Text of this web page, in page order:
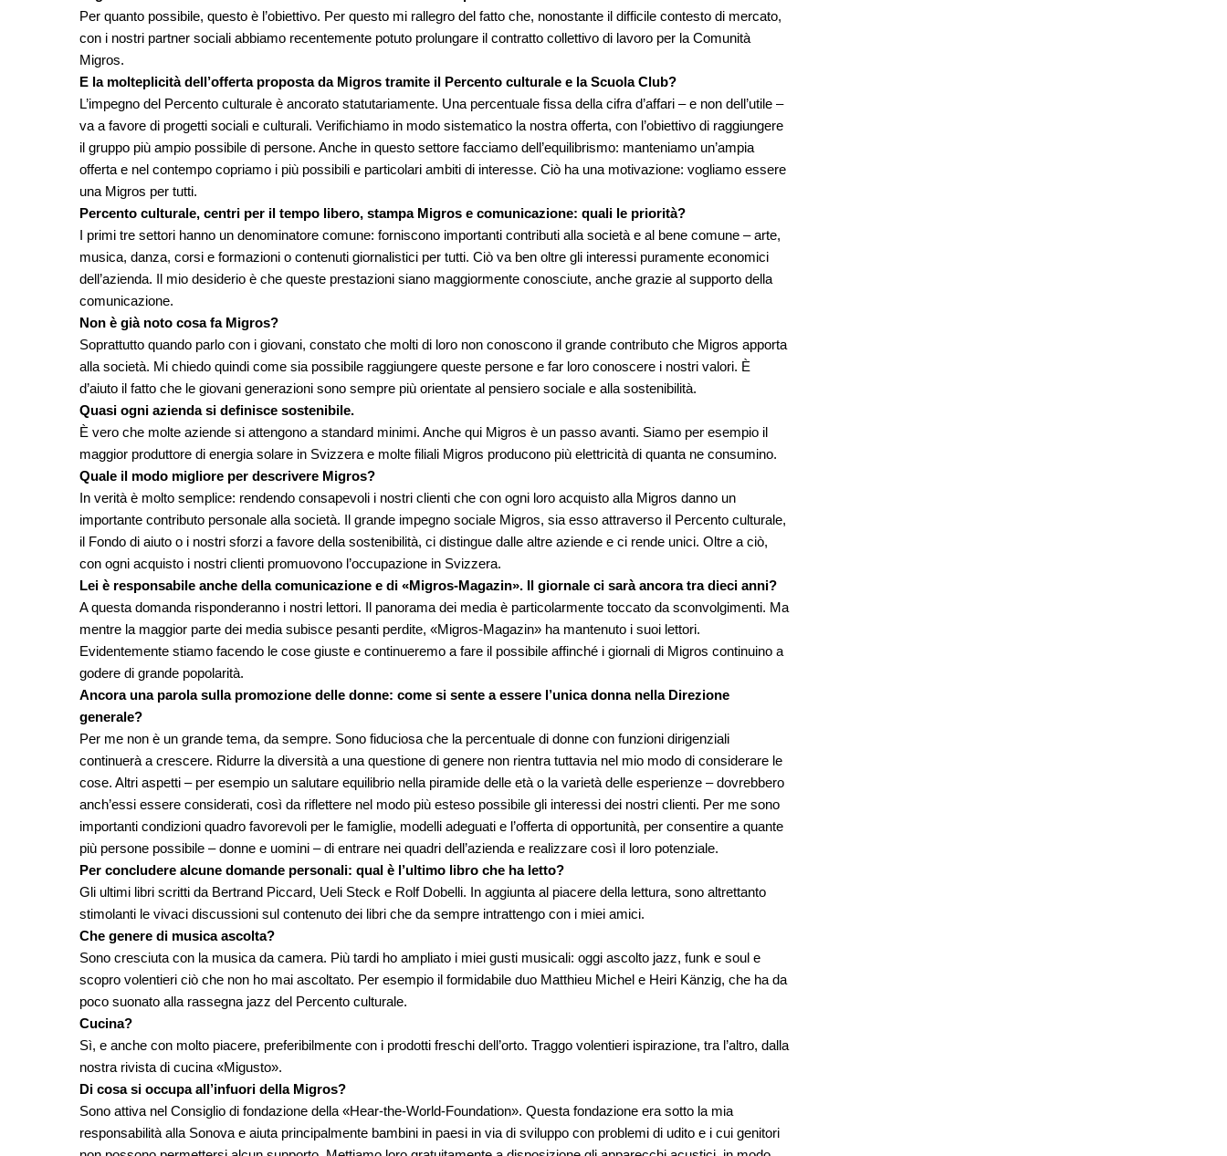
Per quanto possibile, questo è l’obiettivo. Per questo mi rallegro del fatto che, nonostante il difficile contesto di mercato,
con i nostri partner sociali abbiamo recentemente potuto prolungare il contratto collettivo di lavoro per la Comunità
Migros.
E la molteplicità dell’offerta proposta da Migros tramite il Percento culturale e la Scuola Club?
L’impegno del Percento culturale è ancorato statutariamente. Una percentuale fissa della cifra d’affari – e non dell’utile –
va a favore di progetti sociali e culturali. Verifichiamo in modo sistematico la nostra offerta, con l’obiettivo di raggiungere
il gruppo più ampio possibile di persone. Anche in questo settore facciamo dell’equilibrismo: manteniamo un’ampia
offerta e nel contempo copriamo i più possibili e particolari ambiti di interesse. Ciò ha una motivazione: vogliamo essere
una Migros per tutti.
Percento culturale, centri per il tempo libero, stampa Migros e comunicazione: quali le priorità?
I primi tre settori hanno un denominatore comune: forniscono importanti contributi alla società e al bene comune – arte,
musica, danza, corsi e formazioni o contenuti giornalistici per tutti. Ciò va ben oltre gli interessi puramente economici
dell’azienda. Il mio desiderio è che queste prestazioni siano maggiormente conosciute, anche grazie al supporto della
comunicazione.
Non è già noto cosa fa Migros?
Soprattutto quando parlo con i giovani, constato che molti di loro non conoscono il grande contributo che Migros apporta
alla società. Mi chiedo quindi come sia possibile raggiungere queste persone e far loro conoscere i nostri valori. È
d’aiuto il fatto che le giovani generazioni sono sempre più orientate al pensiero sociale e alla sostenibilità.
Quasi ogni azienda si definisce sostenibile.
È vero che molte aziende si attengono a standard minimi. Anche qui Migros è un passo avanti. Siamo per esempio il
maggior produttore di energia solare in Svizzera e molte filiali Migros producono più elettricità di quanta ne consumino.
Quale il modo migliore per descrivere Migros?
In verità è molto semplice: rendendo consapevoli i nostri clienti che con ogni loro acquisto alla Migros danno un
importante contributo personale alla società. Il grande impegno sociale Migros, sia esso attraverso il Percento culturale,
il Fondo di aiuto o i nostri sforzi a favore della sostenibilità, ci distingue dalle altre aziende e ci rende unici. Oltre a ciò,
con ogni acquisto i nostri clienti promuovono l’occupazione in Svizzera.
Lei è responsabile anche della comunicazione e di «Migros-Magazin». Il giornale ci sarà ancora tra dieci anni?
A questa domanda risponderanno i nostri lettori. Il panorama dei media è particolarmente toccato da sconvolgimenti. Ma
mentre la maggior parte dei media subisce pesanti perdite, «Migros-Magazin» ha mantenuto i suoi lettori.
Evidentemente stiamo facendo le cose giuste e continueremo a fare il possibile affinché i giornali di Migros continuino a
godere di grande popolarità.
Ancora una parola sulla promozione delle donne: come si sente a essere l’unica donna nella Direzione
generale?
Per me non è un grande tema, da sempre. Sono fiduciosa che la percentuale di donne con funzioni dirigenziali
continuerà a crescere. Ridurre la diversità a una questione di genere non rientra tuttavia nel mio modo di considerare le
cose. Altri aspetti – per esempio un salutare equilibrio nella piramide delle età o la varietà delle esperienze – dovrebbero
anch’essi essere considerati, così da riflettere nel modo più esteso possibile gli interessi dei nostri clienti. Per me sono
importanti condizioni quadro favorevoli per le famiglie, modelli adeguati e l’offerta di opportunità, per consentire a quante
più persone possibile – donne e uomini – di entrare nei quadri dell’azienda e realizzare così il loro potenziale.
Per concludere alcune domande personali: qual è l’ultimo libro che ha letto?
Gli ultimi libri scritti da Bertrand Piccard, Ueli Steck e Rolf Dobelli. In aggiunta al piacere della lettura, sono altrettanto
stimolanti le vivaci discussioni sul contenuto dei libri che da sempre intrattengo con i miei amici.
Che genere di musica ascolta?
Sono cresciuta con la musica da camera. Più tardi ho ampliato i miei gusti musicali: oggi ascolto jazz, funk e soul e
scopro volentieri ciò che non ho mai ascoltato. Per esempio il formidabile duo Matthieu Michel e Heiri Känzig, che ha da
poco suonato alla rassegna jazz del Percento culturale.
Cucina?
Sì, e anche con molto piacere, preferibilmente con i prodotti freschi dell’orto. Traggo volentieri ispirazione, tra l’altro, dalla
nostra rivista di cucina «Migusto».
Di cosa si occupa all’infuori della Migros?
Sono attiva nel Consiglio di fondazione della «Hear-the-World-Foundation». Questa fondazione era sotto la mia
responsabilità alla Sonova e aiuta principalmente bambini in paesi in via di sviluppo con problemi di udito e i cui genitori